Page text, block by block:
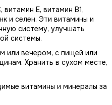
Е, витамин В1,
и селен. Эти витамины и
систему, улучшать
системы.
или вечером, с пищей или
Хранить в сухом месте,
витамины и минералы за